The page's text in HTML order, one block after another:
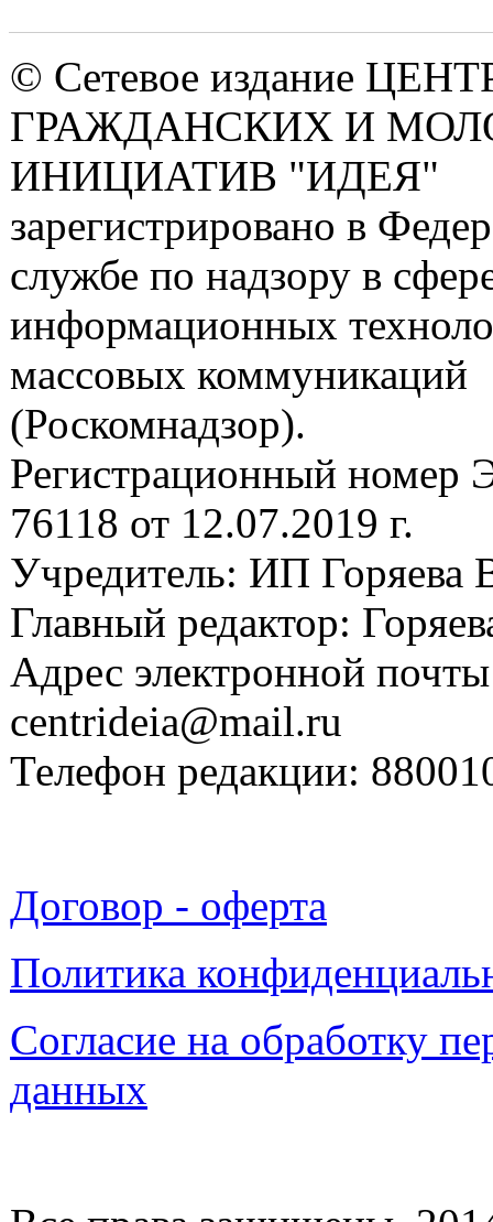
© Сетевое издание
ГРАЖДАНСКИХ И
ИНИЦИАТИВ "ИДЕЯ"
зарегистрировано в
службе по надзору в
информационных
массовых коммуникаций
(Роскомнадзор).
Регистрационный
76118 от 12.07.2019 г.
Учредитель: ИП Горяева
Главный редактор:
Адрес электронной
centrideia@mail.ru
Телефон редакции:
Договор - оферта
Политика
Согласие на обработку
данных